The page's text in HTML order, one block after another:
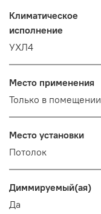
Климатическое
исполнение
УХЛ4
Место применения
Только в помещении
Место установки
Потолок
Диммируемый(ая)
Да